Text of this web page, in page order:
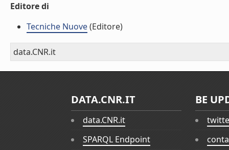
Editore di
Tecniche Nuove(Editore)
data.CNR.it
DATA.CNR.IT
data.CNR.it
SPARQL Endpoint
BE